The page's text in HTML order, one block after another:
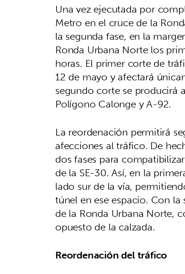
Una vez ejecutada por
Metro en el cruce de la
la segunda fase, en la
Ronda Urbana Norte los
horas. El primer corte de
12 de mayo y afectará
segundo corte se producirá
Polígono Calonge y A-92.
La reordenación permitirá
afecciones al tráfico. De
dos fases para
de la SE-30. Así, en la
lado sur de la vía,
túnel en ese espacio. Con
de la Ronda Urbana Norte,
opuesto de la calzada.
Reordenación del tráfico